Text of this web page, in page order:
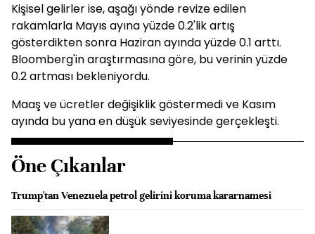
Kişisel gelirler ise, aşağı yönde revize edilen
rakamlarla Mayıs ayına yüzde 0.2'lik artış
gösterdikten sonra Haziran ayında yüzde 0.1 arttı.
Bloomberg'in araştırmasına göre, bu verinin yüzde
0.2 artması bekleniyordu.
Maaş ve ücretler değişiklik göstermedi ve Kasım
ayında bu yana en düşük seviyesinde gerçekleşti.
Öne Çıkanlar
Trump'tan Venezuela petrol gelirini koruma kararnamesi